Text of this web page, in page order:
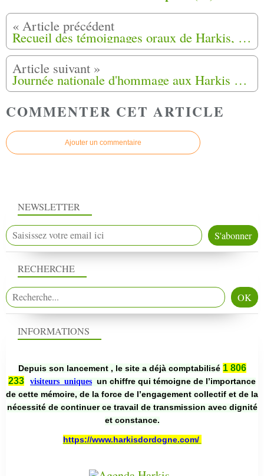
Recueil des témoignages oraux de Harkis, dans le cadre du protocole d’accord entre la Commission Nationale Indépendante Harkis
Journée nationale d'hommage aux Harkis du 25 Septembre 2023 à 11h 00 Place des Anciens Combattants à Mouans-Sartoux (06).
COMMENTER CET ARTICLE
Ajouter un commentaire
NEWSLETTER
RECHERCHE
INFORMATIONS
Depuis son lancement , le site a déjà comptabilisé 1 806
233
visiteurs uniques un chiffre qui témoigne de l’importance
de cette mémoire, de la force de l’engagement collectif et de la
nécessité de continuer ce travail de transmission avec dignité
et constance.
https://www.harkisdordogne.com/